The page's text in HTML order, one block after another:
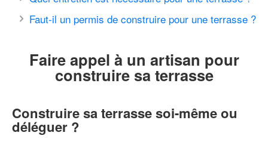
Faut-il un permis de construire pour une terrasse ?
Faire appel à un artisan pour
construire sa terrasse
Construire sa terrasse soi-même ou
déléguer ?